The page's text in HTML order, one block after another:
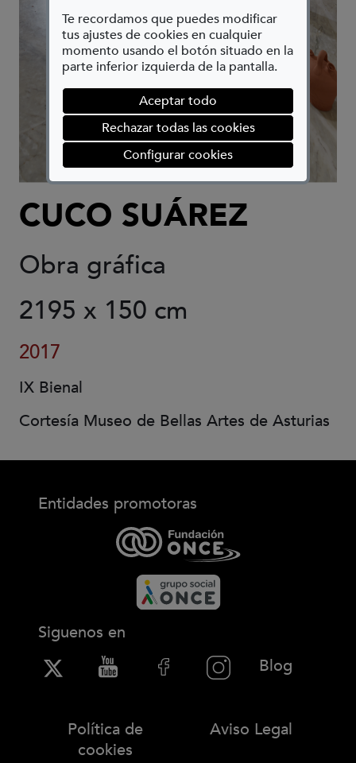
Te recordamos que puedes modificar
tus ajustes de cookies en cualquier
momento usando el botón situado en la
parte inferior izquierda de la pantalla.
Aceptar todo
Rechazar todas las cookies
Configurar cookies(abre en ventana
CUCO SUÁREZ
Obra gráfica
2195 x 150 cm
2017
IX Bienal
Cortesía Museo de Bellas Artes de Asturias
Entidades promotoras
Siguenos en
Blog
Política de
cookies
Aviso Legal